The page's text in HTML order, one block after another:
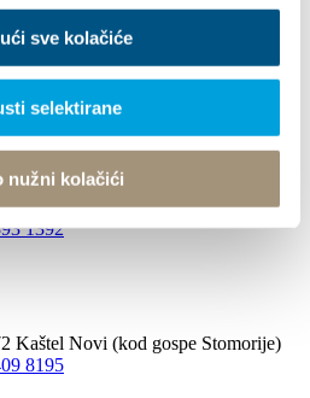
sve kolačiće
selektirane
nužni kolačići
40, 21216 Kaštel Stari
1392
Kaštel Novi (kod gospe Stomorije)
8195